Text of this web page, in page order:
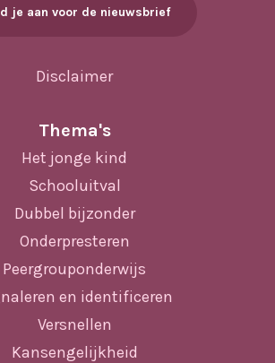
je aan voor de nieuwsbrief
Disclaimer
Thema's
Het jonge kind
Schooluitval
Dubbel bijzonder
Onderpresteren
Peergrouponderwijs
en identificeren
Versnellen
Kansengelijkheid